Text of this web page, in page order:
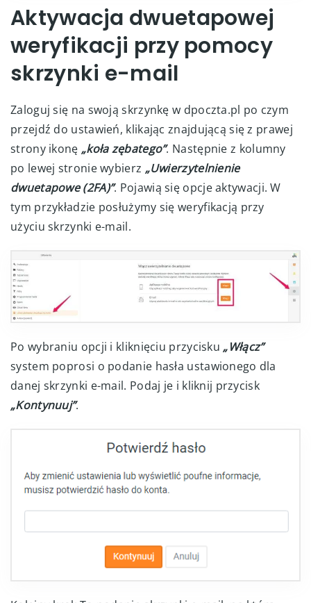
Aktywacja dwuetapowej
weryfikacji przy pomocy
skrzynki e-mail
Zaloguj się na swoją skrzynkę w dpoczta.pl po czym
przejdź do ustawień, klikając znajdującą się z prawej
strony ikonę „koła zębatego”. Następnie z kolumny
po lewej stronie wybierz „Uwierzytelnienie
dwuetapowe (2FA)”. Pojawią się opcje aktywacji. W
tym przykładzie posłużymy się weryfikacją przy
użyciu skrzynki e-mail.
Po wybraniu opcji i kliknięciu przycisku „Włącz”
system poprosi o podanie hasła ustawionego dla
danej skrzynki e-mail. Podaj je i kliknij przycisk
„Kontynuuj”.